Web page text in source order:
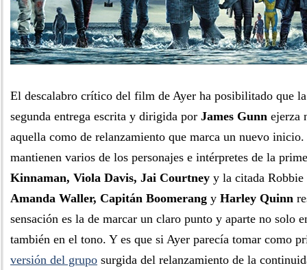
El descalabro crítico del film de Ayer ha posibilitado que la
segunda entrega escrita y dirigida por James Gunn ejerza
aquella como de relanzamiento que marca un nuevo inicio.
mantienen varios de los personajes e intérpretes de la
Kinnaman, Viola Davis, Jai Courtney y la citada
Amanda Waller, Capitán Boomerang y Harley Quinn
sensación es la de marcar un claro punto y aparte no solo
también en el tono. Y es que si Ayer parecía tomar como
versión del grupo surgida del relanzamiento de la